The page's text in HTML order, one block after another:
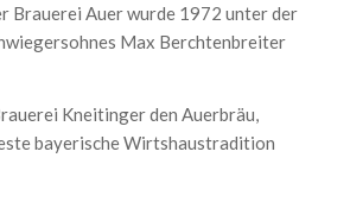
Brauerei Auer wurde 1972 unter der
Max Berchtenbreiter
Kneitinger den Auerbräu,
bayerische Wirtshaustradition